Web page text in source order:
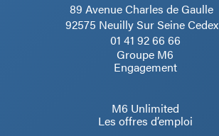
89 Avenue Charles de Gaulle
92575 Neuilly Sur Seine Cedex
01 41 92 66 66
Groupe M6
Engagement
M6 Unlimited
Les offres d’emploi